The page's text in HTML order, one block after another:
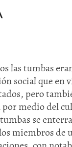
las tumbas
social que en
pero
medio del
se
miembros de